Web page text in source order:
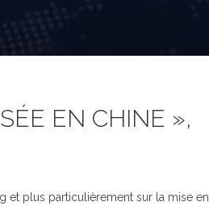
EN CHINE »,
et plus particulièrement sur la mise en